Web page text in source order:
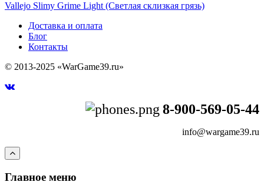
Vallejo Slimy Grime Light (Светлая склизкая грязь)
Доставка и оплата
Блог
Контакты
© 2013-2025 «WarGame39.ru»
8-900-569-05-44
info@wargame39.ru
Главное меню